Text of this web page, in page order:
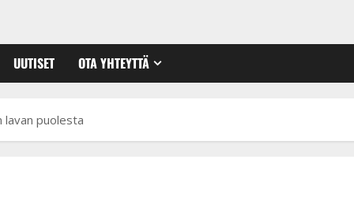
UUTISET OTA YHTEYTTÄ
puolesta